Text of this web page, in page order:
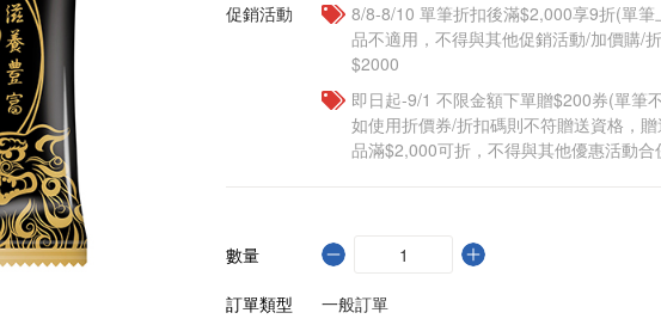
促銷活動
8/8-8/10 單筆折扣後滿$2,000享9折(單
品不適用，不得與其他促銷活動/加價購/
$2000
即日起-9/1 不限金額下單贈$200券(單筆
如使用折價券/折扣碼則不符贈送資格，
品滿$2,000可折，不得與其他優惠活動合
數量
訂單類型
一般訂單